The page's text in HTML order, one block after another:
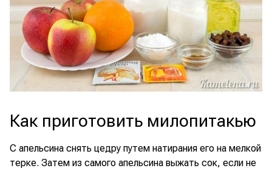
Как приготовить милопитакью
С апельсина снять цедру путем натирания его на мелкой
терке. Затем из самого апельсина выжать сок, если не